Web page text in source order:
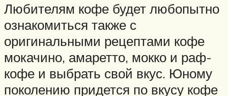
Любителям кофе будет любопытно
ознакомиться также с
оригинальными рецептами кофе
мокачино, амаретто, мокко и раф-
кофе и выбрать свой вкус. Юному
поколению придется по вкусу кофе